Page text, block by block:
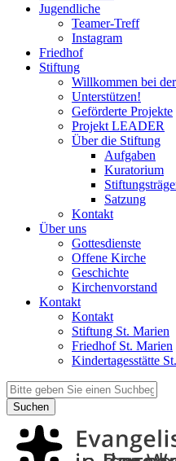
Jugendliche
Teamer-Treff
Instagram
Friedhof
Stiftung
Willkommen bei
Unterstützen!
Geförderte Projekte
Projekt LEADER
Über die Stiftung
Aufgaben
Kuratorium
Satzung
Kontakt
Über uns
Gottesdienste
Offene Kirche
Geschichte
Kirchenvorstand
Kontakt
Kontakt
Stiftung St. Marien
Friedhof St. Marien
Kindertagesstätte
Suchen